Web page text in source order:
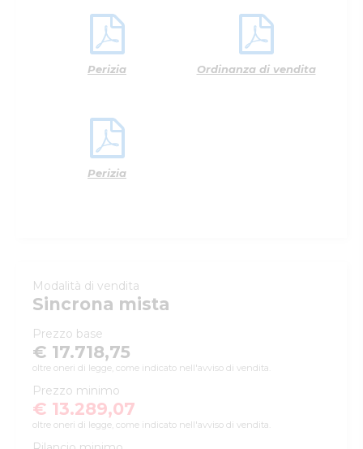
Perizia Ordinanza di vendita
Perizia
Modalità di vendita
Sincrona mista
Prezzo base
€ 17.718,75
oltre oneri di legge, come indicato nell'avviso di vendita.
Prezzo minimo
€ 13.289,07
oltre oneri di legge, come indicato nell'avviso di vendita.